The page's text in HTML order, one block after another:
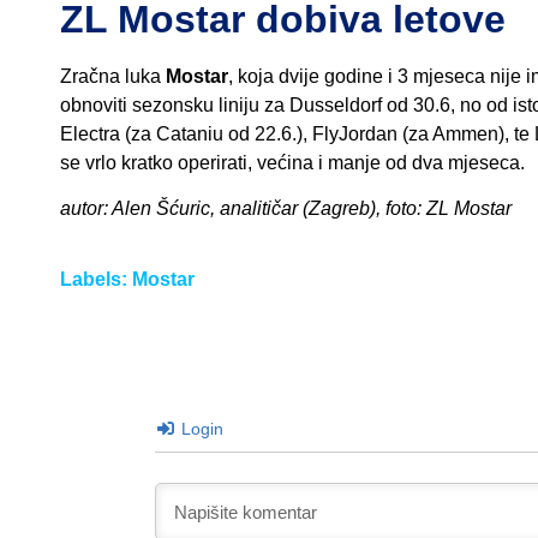
ZL Mostar dobiva letove
Zračna luka Mostar, koja dvije godine i 3 mjeseca nije
obnoviti sezonsku liniju za Dusseldorf od 30.6, no od
Electra (za Cataniu od 22.6.), FlyJordan (za Ammen),
se vrlo kratko operirati, većina i manje od dva mjeseca.
autor: Alen Šćuric, analitičar (Zagreb), foto: ZL Mostar
Labels: Mostar
Login